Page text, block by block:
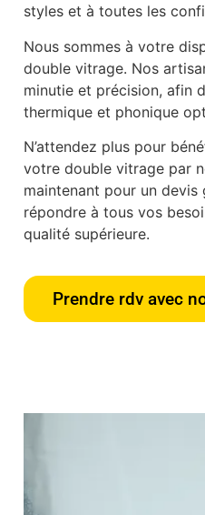
styles et à toutes les
Nous sommes à votre
double vitrage. Nos
minutie et précision, afin
thermique et phonique
N’attendez plus pour
votre double vitrage par
maintenant pour un
répondre à tous vos
qualité supérieure.
Prendre rdv avec